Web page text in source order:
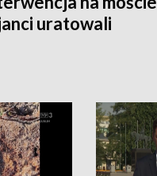
uratowali